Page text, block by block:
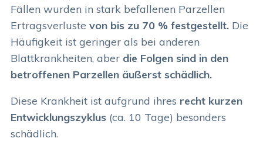
Fällen wurden in stark befallenen Parzellen
Ertragsverluste von bis zu 70 % festgestellt.Die
Häufigkeit ist geringer als bei anderen
Blattkrankheiten, aber die Folgen sind in den
betroffenen Parzellen äußerst schädlich.
Diese Krankheit ist aufgrund ihres recht kurzen
Entwicklungszyklus(ca. 10 Tage) besonders
schädlich.